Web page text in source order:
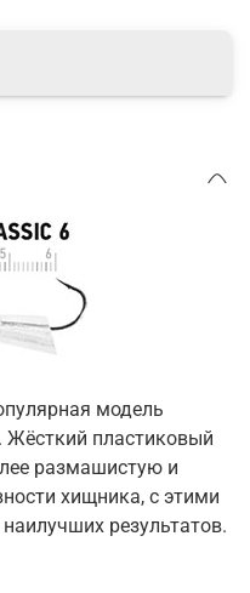
модель
Жёсткий пластиковый
размашистую и
хищника, с этими
результатов.